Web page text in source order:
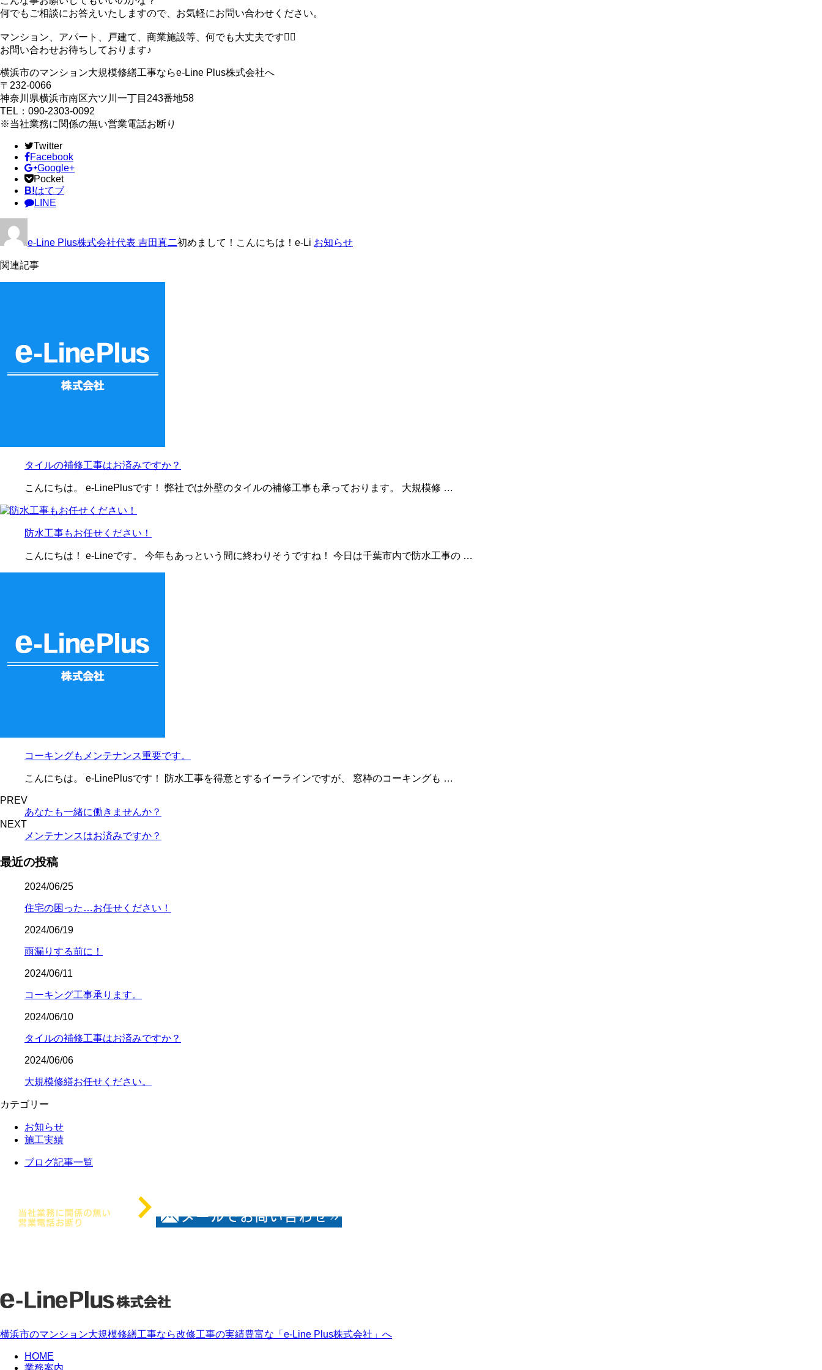
何でもご相談にお答えいたしますので、お気軽にお問い合わせください。
マンション、アパート、戸建て、商業施設等、何でも大丈夫です🙆‍♀️
お問い合わせお待ちしております♪
横浜市のマンション大規模修繕工事ならe-Line Plus株式会社へ
〒232-0066
神奈川県横浜市南区六ツ川一丁目243番地58
TEL：090-2303-0092
※当社業務に関係の無い営業電話お断り
Twitter
Facebook
Google+
Pocket
B!はてブ
LINE
e-Line Plus株式会社代表 吉田真二初めまして！こんにちは！e-Li お知らせ
関連記事
タイルの補修工事はお済みですか？
こんにちは。 e-LinePlusです！ 弊社では外壁のタイルの補修工事も承っております。 大規模修 …
防水工事もお任せください！
こんにちは！ e-Lineです。 今年もあっという間に終わりそうですね！ 今日は千葉市内で防水工事の …
コーキングもメンテナンス重要です。
こんにちは。 e-LinePlusです！ 防水工事を得意とするイーラインですが、 窓枠のコーキングも …
PREV
あなたも一緒に働きませんか？
NEXT
メンテナンスはお済みですか？
最近の投稿
2024/06/25
住宅の困った…お任せください！
2024/06/19
雨漏りする前に！
2024/06/11
コーキング工事承ります。
2024/06/10
タイルの補修工事はお済みですか？
2024/06/06
大規模修繕お任せください。
カテゴリー
お知らせ
施工実績
ブログ記事一覧
横浜市のマンション大規模修繕工事なら改修工事の実績豊富な「e-Line Plus株式会社」へ
HOME